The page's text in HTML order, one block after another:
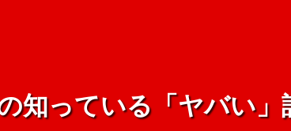
知っている「ヤバい」